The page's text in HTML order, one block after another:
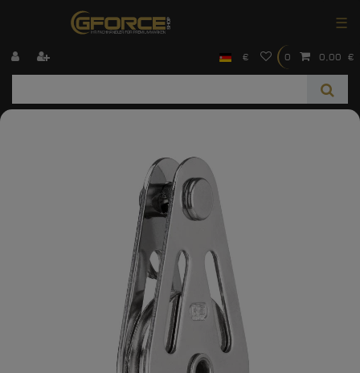
☰
€ 0 0,00 €